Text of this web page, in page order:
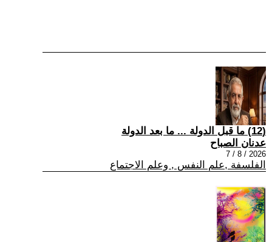
(12) ما قبل الدولة ... ما بعد الدولة
عدنان الصباح
2026 / 8 / 7
الفلسفة ,علم النفس , وعلم الاجتماع